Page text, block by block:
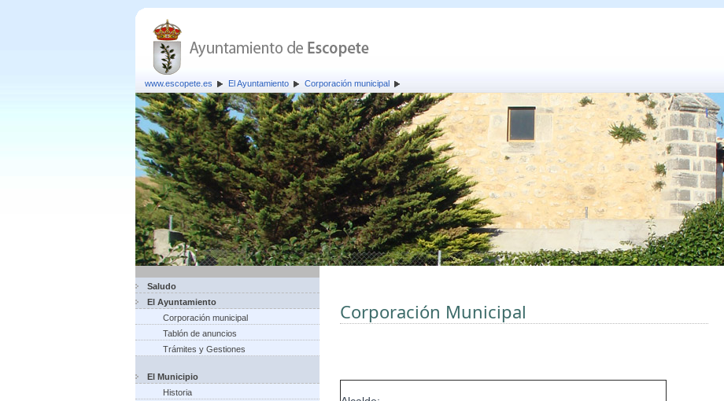
www.escopete.es El Ayuntamiento Corporación municipal
Saludo
El Ayuntamiento
Corporación municipal
Tablón de anuncios
Trámites y Gestiones
El Municipio
Historia
Corporación Municipal